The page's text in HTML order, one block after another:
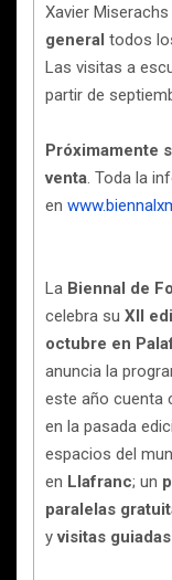
Xavier
general todos
Las visitas a
partir de
Próximamente
venta. Toda la
en
La Biennal de
celebra su XII
octubre en
anuncia la
este año cuenta
en la pasada
espacios del
en Llafranc; un
paralelas
yvisitas guiadas